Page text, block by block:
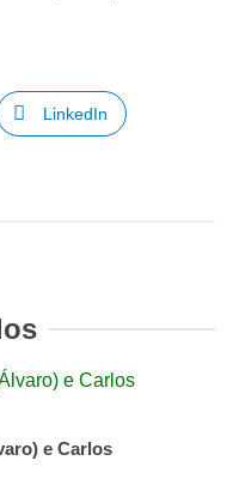
LinkedIn
e Carlos